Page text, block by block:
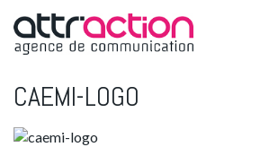
CAEMI-LOGO